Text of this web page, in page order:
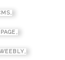
,
,
,